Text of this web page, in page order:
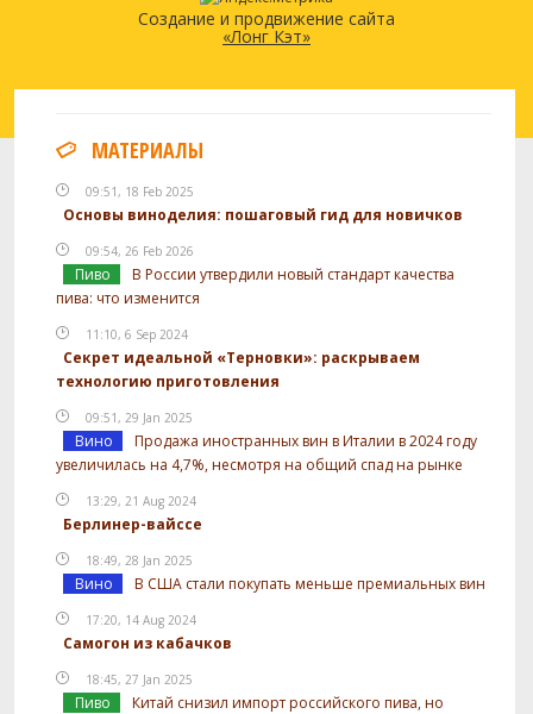
Создание и продвижение сайта
«Лонг Кэт»
МАТЕРИАЛЫ
09:51, 18 Feb 2025
Основы виноделия: пошаговый гид для новичков
09:54, 26 Feb 2026
Пиво
В России утвердили новый стандарт качества
пива: что изменится
11:10, 6 Sep 2024
Секрет идеальной «Терновки»: раскрываем
технологию приготовления
09:51, 29 Jan 2025
Вино
Продажа иностранных вин в Италии в 2024 году
увеличилась на 4,7%, несмотря на общий спад на рынке
13:29, 21 Aug 2024
Берлинер-вайссе
18:49, 28 Jan 2025
Вино В США стали покупать меньше премиальных вин
17:20, 14 Aug 2024
Самогон из кабачков
18:45, 27 Jan 2025
Пиво
Китай снизил импорт российского пива, но